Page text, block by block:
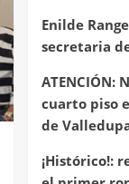
Enilde
secretaria
ATENCIÓN:
cuarto piso
de
¡Histórico!: